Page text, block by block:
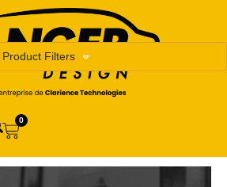
0
Product Filters